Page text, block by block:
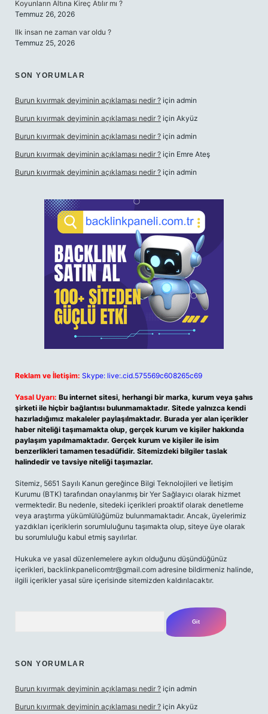
Koyunların Altına Kireç Atılır mı ?
Temmuz 26, 2026
Ilk insan ne zaman var oldu ?
Temmuz 25, 2026
SON YORUMLAR
Burun kıvırmak deyiminin açıklaması nedir ? için admin
Burun kıvırmak deyiminin açıklaması nedir ? için Akyüz
Burun kıvırmak deyiminin açıklaması nedir ? için admin
Burun kıvırmak deyiminin açıklaması nedir ? için Emre Ateş
Burun kıvırmak deyiminin açıklaması nedir ? için admin
Reklam ve İletişim: Skype: live:.cid.575569c608265c69
Yasal Uyarı: Bu internet sitesi, herhangi bir marka, kurum veya şahıs
şirketi ile hiçbir bağlantısı bulunmamaktadır. Sitede yalnızca kendi
hazırladığımız makaleler paylaşılmaktadır. Burada yer alan içerikler
haber niteliği taşımamakta olup, gerçek kurum ve kişiler hakkında
paylaşım yapılmamaktadır. Gerçek kurum ve kişiler ile isim
benzerlikleri tamamen tesadüfidir. Sitemizdeki bilgiler taslak
halindedir ve tavsiye niteliği taşımazlar.
Sitemiz, 5651 Sayılı Kanun gereğince Bilgi Teknolojileri ve İletişim
Kurumu (BTK) tarafından onaylanmış bir Yer Sağlayıcı olarak hizmet
vermektedir. Bu nedenle, sitedeki içerikleri proaktif olarak denetleme
veya araştırma yükümlülüğümüz bulunmamaktadır. Ancak, üyelerimiz
yazdıkları içeriklerin sorumluluğunu taşımakta olup, siteye üye olarak
bu sorumluluğu kabul etmiş sayılırlar.
Hukuka ve yasal düzenlemelere aykırı olduğunu düşündüğünüz
içerikleri, backlinkpanelicomtr@gmail.com adresine bildirmeniz halinde,
ilgili içerikler yasal süre içerisinde sitemizden kaldırılacaktır.
SON YORUMLAR
Burun kıvırmak deyiminin açıklaması nedir ? için admin
Burun kıvırmak deyiminin açıklaması nedir ? için Akyüz